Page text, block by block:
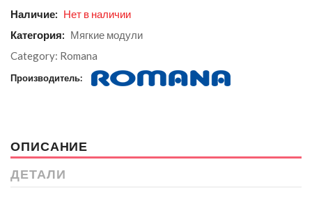
Наличие: Нет в наличии
Категория: Мягкие модули
Category: Romana
Производитель:
ОПИСАНИЕ
ДЕТАЛИ